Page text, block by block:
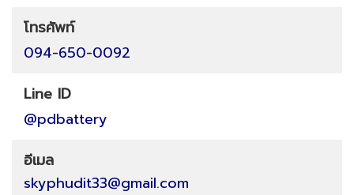
โทรศัพท์
094-650-0092
Line ID
@pdbattery
อีเมล
skyphudit33@gmail.com